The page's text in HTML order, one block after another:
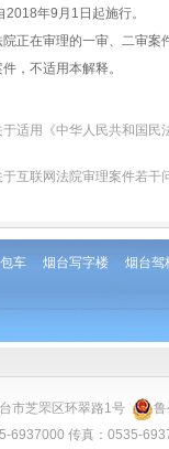
2018年9月1日起施行。
在审理的一审、二审案
，不适用本解释。
适用《中华人民共和国民
互联网法院审理案件若干
车 烟台写字楼 烟台驾
市芝罘区环翠路1号
6937000 传真：0535-